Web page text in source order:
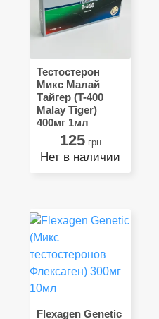
Тестостерон
Микс Малай
Тайгер (T-400
Malay Tiger)
400мг 1мл
125грн
Нет в наличии
Flexagen Genetic